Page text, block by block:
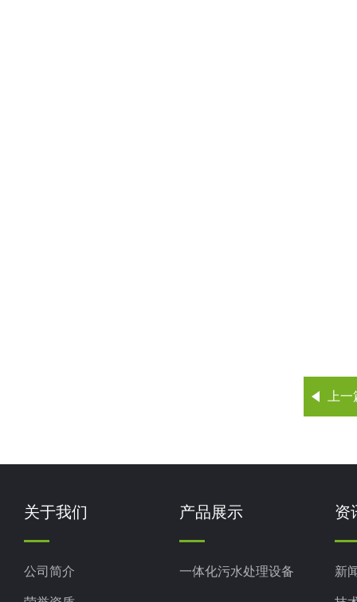
上
关于我们
公司简介
产品展示
一体化污水处理设备
资
新